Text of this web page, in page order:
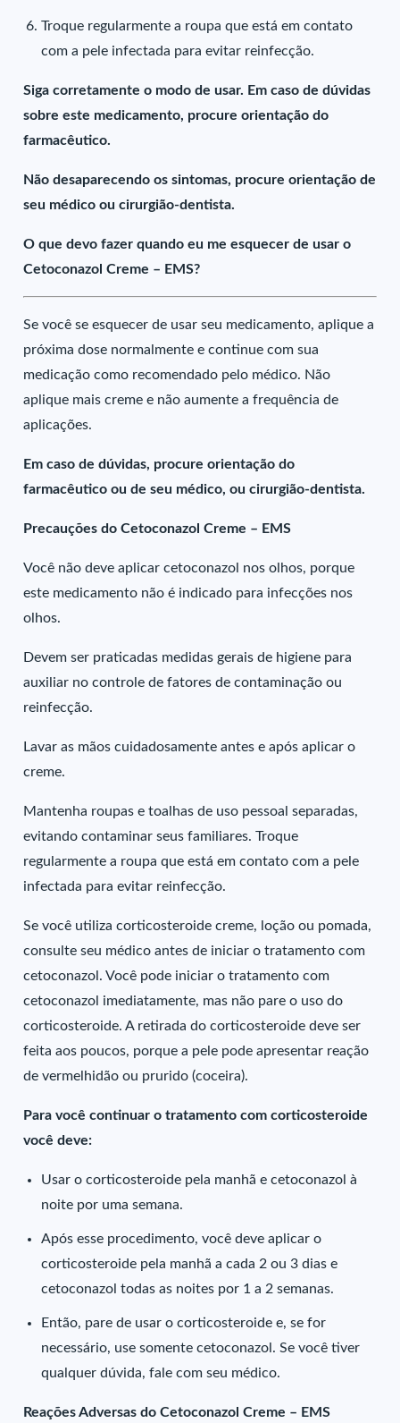
Troque regularmente a roupa que está em contato
com a pele infectada para evitar reinfecção.
Siga corretamente o modo de usar. Em caso de dúvidas
sobre este medicamento, procure orientação do
farmacêutico.
Não desaparecendo os sintomas, procure orientação de
seu médico ou cirurgião-dentista.
O que devo fazer quando eu me esquecer de usar o
Cetoconazol Creme – EMS?
Se você se esquecer de usar seu medicamento, aplique a
próxima dose normalmente e continue com sua
medicação como recomendado pelo médico. Não
aplique mais creme e não aumente a frequência de
aplicações.
Em caso de dúvidas, procure orientação do
farmacêutico ou de seu médico, ou cirurgião-dentista.
Precauções do Cetoconazol Creme – EMS
Você não deve aplicar cetoconazol nos olhos, porque
este medicamento não é indicado para infecções nos
olhos.
Devem ser praticadas medidas gerais de higiene para
auxiliar no controle de fatores de contaminação ou
reinfecção.
Lavar as mãos cuidadosamente antes e após aplicar o
creme.
Mantenha roupas e toalhas de uso pessoal separadas,
evitando contaminar seus familiares. Troque
regularmente a roupa que está em contato com a pele
infectada para evitar reinfecção.
Se você utiliza corticosteroide creme, loção ou pomada,
consulte seu médico antes de iniciar o tratamento com
cetoconazol. Você pode iniciar o tratamento com
cetoconazol imediatamente, mas não pare o uso do
corticosteroide. A retirada do corticosteroide deve ser
feita aos poucos, porque a pele pode apresentar reação
de vermelhidão ou prurido (coceira).
Para você continuar o tratamento com corticosteroide
você deve:
Usar o corticosteroide pela manhã e cetoconazol à
noite por uma semana.
Após esse procedimento, você deve aplicar o
corticosteroide pela manhã a cada 2 ou 3 dias e
cetoconazol todas as noites por 1 a 2 semanas.
Então, pare de usar o corticosteroide e, se for
necessário, use somente cetoconazol. Se você tiver
qualquer dúvida, fale com seu médico.
Reações Adversas do Cetoconazol Creme – EMS